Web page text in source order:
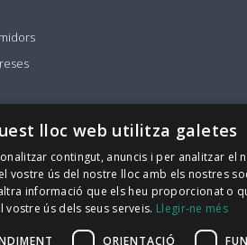
- 20123 Milà | info@findmylost.it |
lloc web utilitza galetes
contingut, anuncis i per analitzar el
vostre ús del nostre lloc amb els nostres
informació que els heu proporcionat o
vostre ús dels seus serveis. Llegir-ne més
ORIENTACIÓ